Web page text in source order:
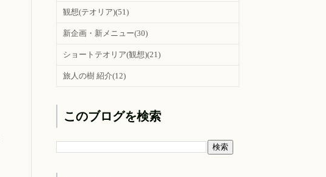
観想(テオリア)(51)
新企画・新メニュー(30)
ショートテオリア(観想)(21)
旅人の樹 紹介(12)
このブログを検索